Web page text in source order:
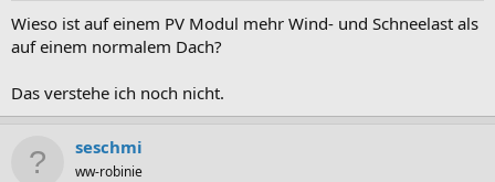
:
Wieso ist auf einem PV Modul mehr Wind- und Schneelast als
auf einem normalem Dach?
Das verstehe ich noch nicht.
seschmi
ww-robinie